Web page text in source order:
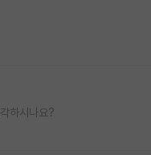
하시나요?